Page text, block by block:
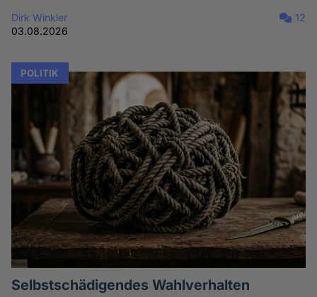
Dirk Winkler
03.08.2026
12
POLITIK
Selbstschädigendes Wahlverhalten